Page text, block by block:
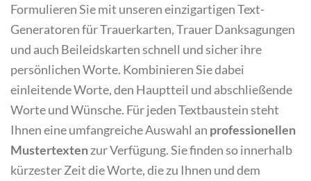
Formulieren Sie mit unseren einzigartigen Text-
Generatoren für Trauerkarten, Trauer Danksagungen
und auch Beileidskarten schnell und sicher ihre
persönlichen Worte. Kombinieren Sie dabei
einleitende Worte, den Hauptteil und abschließende
Worte und Wünsche. Für jeden Textbaustein steht
Ihnen eine umfangreiche Auswahl an professionellen
Mustertextenzur Verfügung. Sie finden so innerhalb
kürzester Zeit die Worte, die zu Ihnen und dem